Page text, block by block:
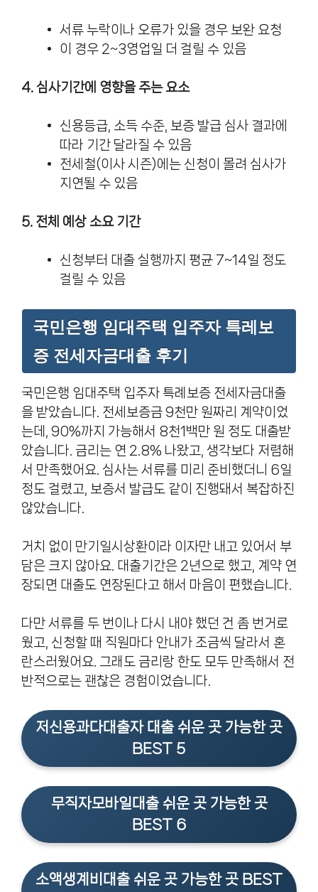
서류 누락이나 오류가 있을 경우 보완 요청
이 경우 2~3영업일 더 걸릴 수 있음
4. 심사기간에 영향을 주는 요소
신용등급, 소득 수준, 보증 발급 심사 결과에
따라 기간 달라질 수 있음
전세철(이사 시즌)에는 신청이 몰려 심사가
지연될 수 있음
5. 전체 예상 소요 기간
신청부터 대출 실행까지 평균 7~14일 정도
걸릴 수 있음
국민은행 임대주택 입주자 특레보
증 전세자금대출 후기
국민은행 임대주택 입주자 특례보증 전세자금대출
을 받았습니다. 전세보증금 9천만 원짜리 계약이었
는데, 90%까지 가능해서 8천1백만 원 정도 대출받
았습니다. 금리는 연 2.8% 나왔고, 생각보다 저렴해
서 만족했어요. 심사는 서류를 미리 준비했더니 6일
정도 걸렸고, 보증서 발급도 같이 진행돼서 복잡하진
않았습니다.
거치 없이 만기일시상환이라 이자만 내고 있어서 부
담은 크지 않아요. 대출기간은 2년으로 했고, 계약 연
장되면 대출도 연장된다고 해서 마음이 편했습니다.
다만 서류를 두 번이나 다시 내야 했던 건 좀 번거로
웠고, 신청할 때 직원마다 안내가 조금씩 달라서 혼
란스러웠어요. 그래도 금리랑 한도 모두 만족해서 전
반적으로는 괜찮은 경험이었습니다.
저신용과다대출자 대출 쉬운 곳 가능한 곳
BEST 5
무직자모바일대출 쉬운 곳 가능한 곳
BEST 6
소액생계비대출 쉬운 곳 가능한 곳 BEST